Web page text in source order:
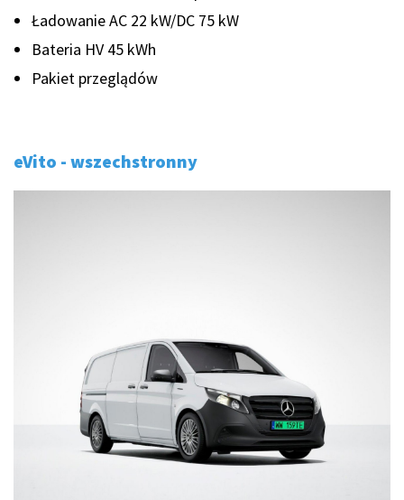
Ładowanie AC 22 kW/DC 75 kW
Bateria HV 45 kWh
Pakiet przeglądów
eVito - wszechstronny